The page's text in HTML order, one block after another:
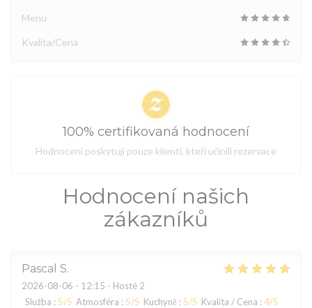
Hodnocení našich
zákazníků
Pascal S
2026-08-06 - 12:15 - Hosté 2
Služba : 5/5 Atmosféra : 5/5 Kuchyně : 5/5 Kvalita / Cena : 4/5
Menu
Kvalita/Cena
100% certifikovaná hodnocení
Hodnocení poskytují pouze klienti, kteří učinili rezervace